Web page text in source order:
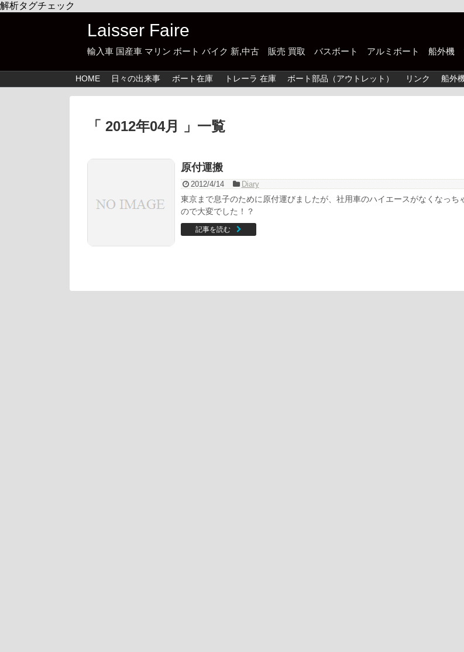
解析タグチェック
Laisser Faire
輸入車 国産車 マリン ボート バイク 新,中古 販売 買取 バスボート アルミボート 船外機
HOME 日々の出来事 ボート在庫 トレーラ 在庫 ボート部品（アウトレット） リンク 船外
「 2012年04月 」一覧
原付運搬
2012/4/14 Diary
東京まで息子のために原付運びましたが、社用車のハイエースがなくなっち
ので大変でした！？
記事を読む